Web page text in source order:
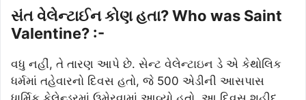
સંત વેલેન્ટાઈન કોણ હતા? Who was Saint
Valentine? :-
વધુ નહીં, તે તારણ આપે છે. સેન્ટ વેલેન્ટાઇન ડે એ કેથોલિક
ધર્મમાં તહેવારનો દિવસ હતો, જે 500 એડીની આસપાસ